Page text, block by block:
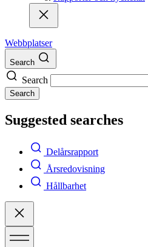
Webbplatser
Search
Search
Search
Suggested searches
Delårsrapport
Årsredovisning
Hållbarhet